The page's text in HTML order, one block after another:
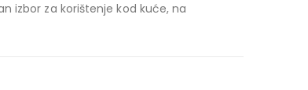
izbor za korištenje kod kuće, na